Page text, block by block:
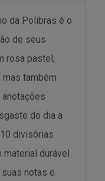
da Polibras é o
de seus
rosa pastel,
também
do dia a
divisórias
durável
notas e